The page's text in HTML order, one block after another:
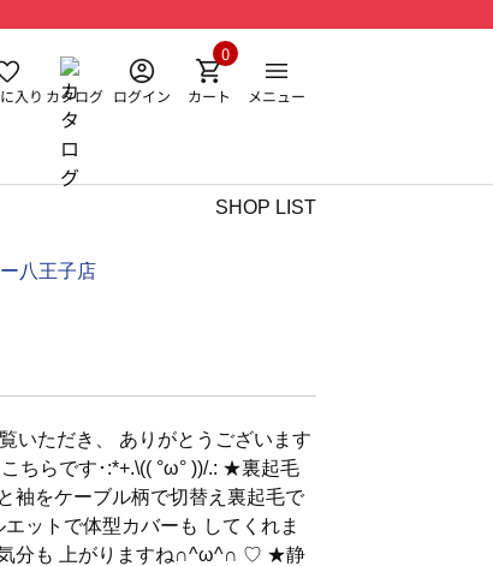
入り カタログ ログイン カート
0
メニュー
SHOP LIST
八王子店
いただき、 ありがとうございます
ちらです･:*+.\(( °ω° ))/.: ★裏起毛
袖をケーブル柄で切替え裏起毛で
ットで体型カバーも してくれま
分も 上がりますね∩^ω^∩ ♡ ★静